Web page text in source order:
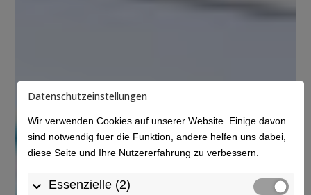
Datenschutzeinstellungen
Wir verwenden Cookies auf unserer Website. Einige davon
sind notwendig fuer die Funktion, andere helfen uns dabei,
diese Seite und Ihre Nutzererfahrung zu verbessern.
Essenzielle (2)